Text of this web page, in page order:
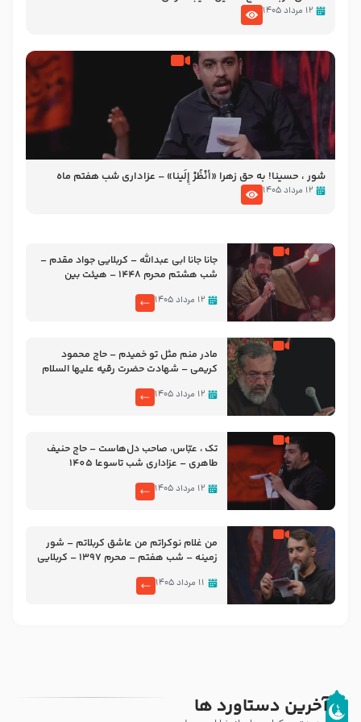
۱۲ مرداد ۱۴۰۵
شور ، حسینا! به‌ حق زهرا «أُنْظُرْ إِلَینا» – عزاداری شب هفتم ماه
محرّم 1405
۱۲ مرداد ۱۴۰۵
جانا جانا ابی عبدالله – کربلایی جواد مقدم –
شب هشتم محرم 1448 – هیئت بین
۱۲ مرداد ۱۴۰۵
مادر منم مثل تو خمیدم – حاج محمود
کریمی – شهادت حضرت رقیه علیها السلام
۱۲ مرداد ۱۴۰۵
تک ، عبّاس، صاحب دل‌هاست – حاج حنیف
طاهری – عزاداری شب تاسوعا 1405
۱۲ مرداد ۱۴۰۵
من غلام نوکراتم من عاشق کربلاتم – شور
زمینه – شب هفتم – محرم 1397 – کربلایی
۱۱ مرداد ۱۴۰۵
آخرین دستاورد ها